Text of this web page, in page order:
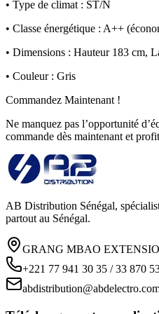
• Type de climat : ST/N
• Classe énergétique : A++
• Dimensions : Hauteur 183 cm,
• Couleur : Gris
Commandez Maintenant !
Ne manquez pas l’opportunité
commande dès maintenant et
AB Distribution Sénégal,
partout au Sénégal.
GRANG MBAO
+221 77 941 30 35 / 33 870